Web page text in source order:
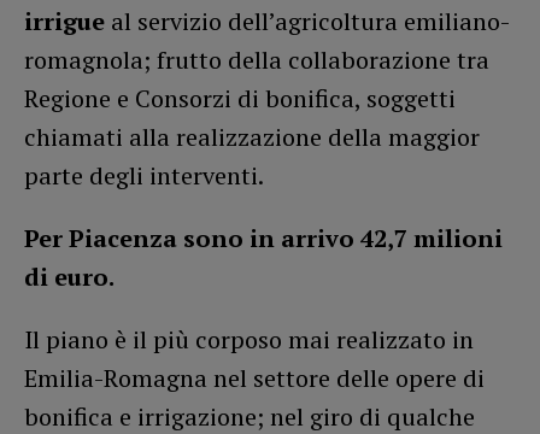
irrigue al servizio dell’agricoltura emiliano-
romagnola; frutto della collaborazione tra
Regione e Consorzi di bonifica, soggetti
chiamati alla realizzazione della maggior
parte degli interventi.
Per Piacenza sono in arrivo 42,7 milioni
di euro.
Il piano è il più corposo mai realizzato in
Emilia-Romagna nel settore delle opere di
bonifica e irrigazione; nel giro di qualche